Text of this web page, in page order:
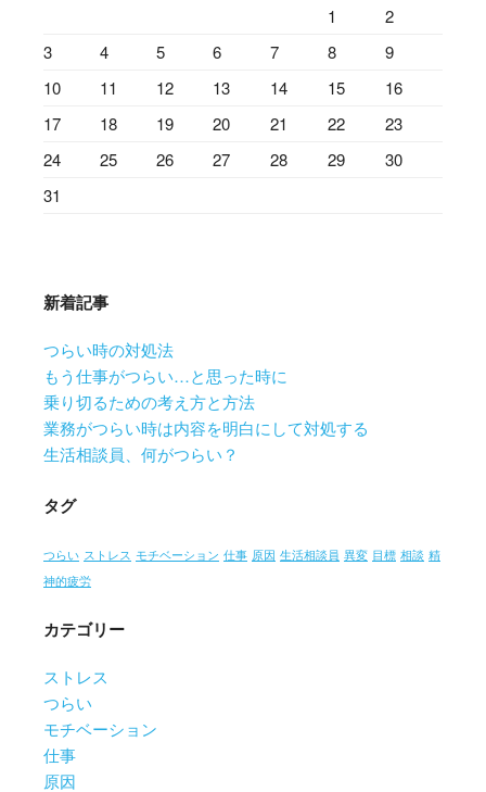
1
2
3
4 5 6 7 8
9
10
11 12 13 14 15
16
17
18 19 20 21 22
23
24
25 26 27 28 29
30
31
新着記事
つらい時の対処法
もう仕事がつらい…と思った時に
乗り切るための考え方と方法
業務がつらい時は内容を明白にして対処する
生活相談員、何がつらい？
タグ
つらい ストレス モチベーション 仕事 原因 生活相談員 異変 目標 相談 精
神的疲労
カテゴリー
ストレス
つらい
モチベーション
仕事
原因